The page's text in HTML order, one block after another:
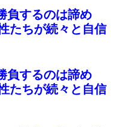
負するのは諦め
たちが続々と自信
負するのは諦め
たちが続々と自信